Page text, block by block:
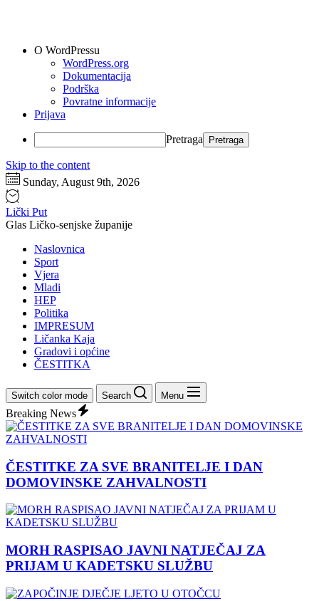
O WordPressu
WordPress.org
Dokumentacija
Podrška
Povratne informacije
Prijava
Pretraga
Skip to the content
Sunday, August 9th, 2026
Lički Put
Glas Ličko-senjske županije
Naslovnica
Sport
Vjera
Mladi
HEP
Politika
IMPRESUM
Ličanka Kaja
Gradovi i općine
ČESTITKA
Switch color mode Search Menu
Breaking News
ČESTITKE ZA SVE BRANITELJE I DAN
DOMOVINSKE ZAHVALNOSTI
MORH RASPISAO JAVNI NATJEČAJ ZA
PRIJAM U KADETSKU SLUŽBU